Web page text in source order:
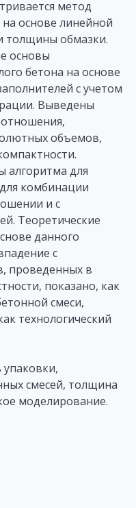
метод
основе линейной
толщины обмазки.
основы
бетона на основе
с учетом
Выведены
объемов,
алгоритма для
комбинации
и с
Теоретические
данного
с
проведенных в
показано, как
смеси,
технологический
смесей, толщина
моделирование.